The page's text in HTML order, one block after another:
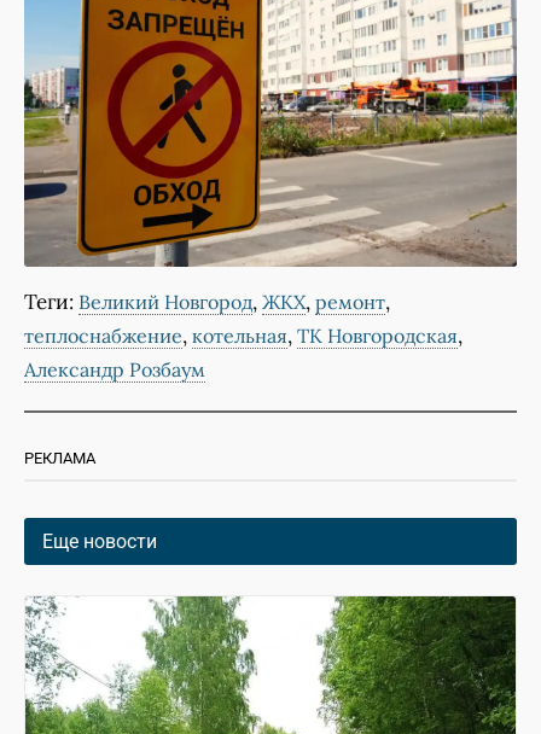
Теги: Великий Новгород, ЖКХ, ремонт,
теплоснабжение, котельная, ТК Новгородская,
Александр Розбаум
РЕКЛАМА
Еще новости